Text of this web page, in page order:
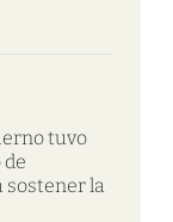
tuvo
la